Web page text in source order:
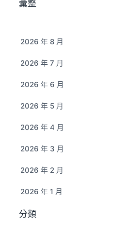
彙整
2026 年 8 月
2026 年 7 月
2026 年 6 月
2026 年 5 月
2026 年 4 月
2026 年 3 月
2026 年 2 月
2026 年 1 月
分類